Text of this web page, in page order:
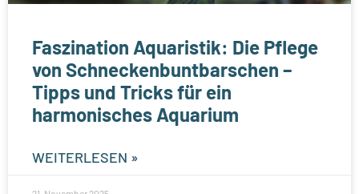
Faszination Aquaristik: Die Pflege
von Schneckenbuntbarschen –
Tipps und Tricks für ein
harmonisches Aquarium
WEITERLESEN »